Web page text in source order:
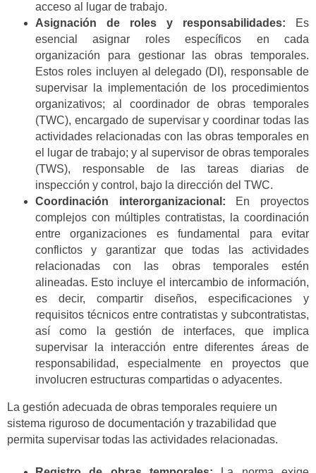
acceso al lugar de trabajo.
Asignación de roles y responsabilidades:
Es
esencial asignar roles específicos en cada
organización para gestionar las obras temporales.
Estos roles incluyen al delegado (DI), responsable de
supervisar la implementación de los procedimientos
organizativos; al coordinador de obras temporales
(TWC), encargado de supervisar y coordinar todas las
actividades relacionadas con las obras temporales en
el lugar de trabajo; y al supervisor de obras temporales
(TWS), responsable de las tareas diarias de
inspección y control, bajo la dirección del TWC.
Coordinación interorganizacional: En proyectos
complejos con múltiples contratistas, la coordinación
entre organizaciones es fundamental para evitar
conflictos y garantizar que todas las actividades
relacionadas con las obras temporales estén
alineadas. Esto incluye el intercambio de información,
es decir, compartir diseños, especificaciones y
requisitos técnicos entre contratistas y subcontratistas,
así como la gestión de interfaces, que implica
supervisar la interacción entre diferentes áreas de
responsabilidad, especialmente en proyectos que
involucren estructuras compartidas o adyacentes.
La gestión adecuada de obras temporales requiere un
sistema riguroso de documentación y trazabilidad que
permita supervisar todas las actividades relacionadas.